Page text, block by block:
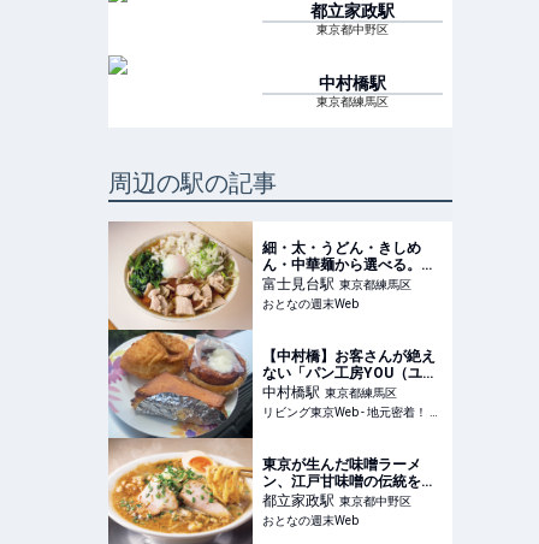
都立家政駅
東京都中野区
中村橋駅
東京都練馬区
周辺の駅の記事
細・太・うどん・きしめ
ん・中華麺から選べる。富
士見台の立ち食い蕎麦『麺
処 盛盛』で選ぶべきは…
富士見台駅 東京都練馬区
おとなの週末Web
【中村橋】お客さんが絶え
ない「パン工房YOU（ユ
ー）」で見つけた食べ応え
ある絶対パン、洋菓子の
数々
中村橋駅 東京都練馬区
リビング東京Web - 地元密着！ 東京23区のグルメ、イベント、お出かけ、習い事情報
東京が生んだ味噌ラーメ
ン、江戸甘味噌の伝統を発
信 まろやかな甘みが織り
なす至福の一杯
都立家政駅 東京都中野区
おとなの週末Web